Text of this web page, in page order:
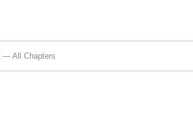
— All Chapters